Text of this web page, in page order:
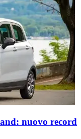
nuovo record